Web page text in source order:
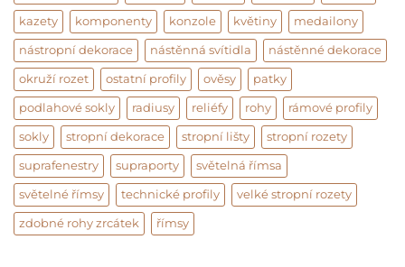
kazety komponenty konzole květiny medailony
nástropní dekorace nástěnná svítidla nástěnné dekorace
okruží rozet ostatní profily ověsy patky
podlahové sokly radiusy reliéfy rohy rámové profily
sokly stropní dekorace stropní lišty stropní rozety
suprafenestry supraporty světelná římsa
světelné římsy technické profily velké stropní rozety
zdobné rohy zrcátek římsy